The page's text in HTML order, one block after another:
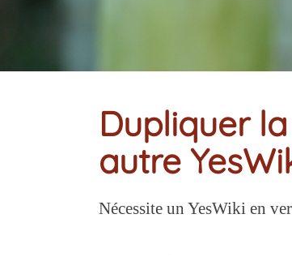
Dupliquer
autre
Nécessite un YesWiki en